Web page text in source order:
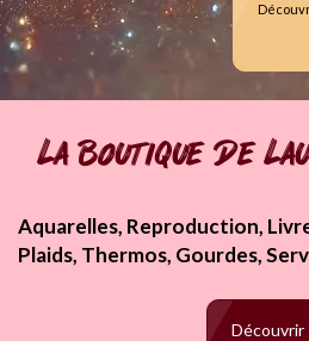
La boutique de
Aquarelles, Reproduction,
Plaids, Thermos, Gourdes,
Découvrir